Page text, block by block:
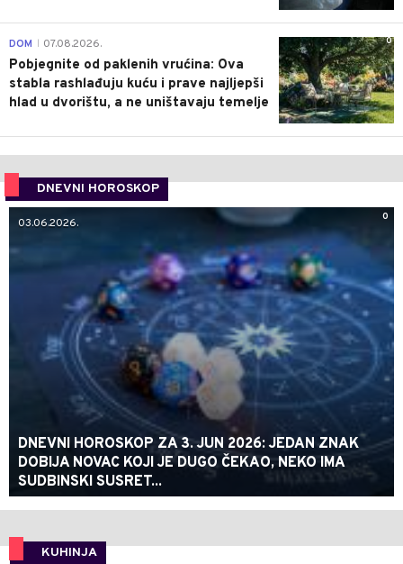
0
DOM 07.08.2026.
Pobjegnite od paklenih vrućina: Ova
stabla rashlađuju kuću i prave najljepši
hlad u dvorištu, a ne uništavaju temelje
DNEVNI HOROSKOP
0
03.06.2026.
DNEVNI HOROSKOP ZA 3. JUN 2026: JEDAN ZNAK
DOBIJA NOVAC KOJI JE DUGO ČEKAO, NEKO IMA
SUDBINSKI SUSRET...
KUHINJA